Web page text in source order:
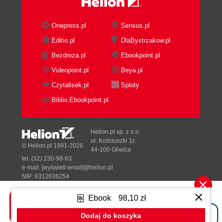
Ebook 98,10 zł
Dodaj do koszyka
Onepress.pl
Sensus.pl
Editio.pl
DlaBystrzakow.pl
Bezdroza.pl
Ebookpoint.pl
Videopoint.pl
Beya.pl
Czytalisek.pl
Sploty
Biblio.Ebookpoint.pl
Tonik.pl
© Helion.pl 1991-2026
Helion.pl sp. z o.o.
ul. Kościuszki 1c
44-100 Gliwice
tel. (32) 230-98-63
e-mail: [wyświetl email]@helion.pl
NIP: 6312636254